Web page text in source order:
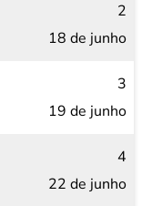
2
18 de junho
3
19 de junho
4
22 de junho